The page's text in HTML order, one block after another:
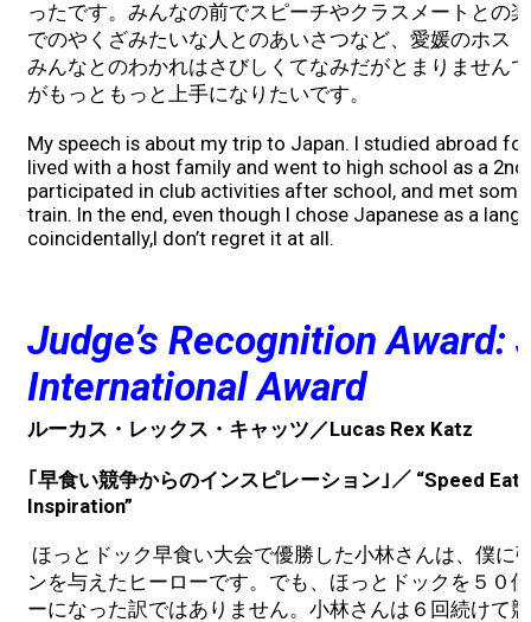
ったです。みんなの前でスピーチやクラスメートとの
でのやくざみたいな人とのあいさつなど、愛媛のホス
みんなとのわかれはさびしくてなみだがとまりません
がもっともっと上手になりたいです。
My speech is about my trip to Japan. I studied abroad
lived with a host family and went to high school as a
participated in club activities after school, and met
train. In the end, even though I chose Japanese as a
coincidentally,I don’t regret it at all.
Judge’s Recognition Award:
International Award
ルーカス・レックス・キャッツ／Lucas Rex Katz
｢早食い競争からのインスピレーション｣／ “Speed
Inspiration”
ほっとドック早食い大会で優勝した小林さんは、僕に
ンを与えたヒーローです。でも、ほっとドックを５０
ーになった訳ではありません。小林さんは６回続けて